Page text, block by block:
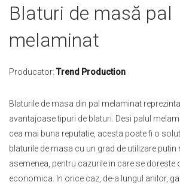
Blaturi de masă pal
melaminat
Producator: Trend Production
Blaturile de masa din pal melaminat
avantajoase tipuri de blaturi. Desi palul
cea mai buna reputatie, acesta poate fi o
blaturile de masa cu un grad de utilizare putin
asemenea, pentru cazurile in care se doreste
economica. In orice caz, de-a lungul anilor,
Skip
to
beginning
the